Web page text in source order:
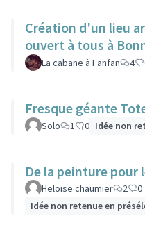
Création d'un lieu
ouvert à tous à
La cabane à Fanfan 4
Fresque géante
Solo 1 0 Idée non
De la peinture pour
Heloise chaumier 2
0
Idée non retenue en